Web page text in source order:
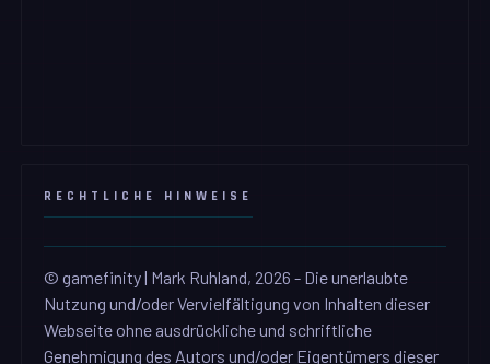
RECHTLICHE HINWEISE
© gamefinity | Mark Ruhland, 2026 - Die unerlaubte
Nutzung und/oder Vervielfältigung von Inhalten dieser
Webseite ohne ausdrückliche und schriftliche
Genehmigung des Autors und/oder Eigentümers dieser